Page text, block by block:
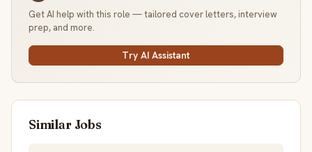
Get AI help with this role — tailored cover letters, interview
prep, and more.
Try AI Assistant
Similar Jobs